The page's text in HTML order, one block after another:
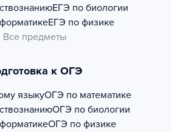
ЕГЭ по биологии
ЕГЭ по физике
Все предметы
к ОГЭ
языкуОГЭ по математике
ОГЭ по биологии
ОГЭ по физике